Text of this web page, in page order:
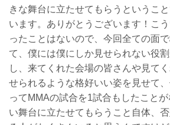
きな舞台に立たせてもらうというこ
います。ありがとうございます！こ
ったことはないので、今回全ての面
て、僕には僕にしか見せられない役
し、来てくれた会場の皆さんや見て
せられるような格好いい姿を見せて
ってMMAの試合を1試合もしたこと
い舞台に立たせてもらうこと自体、